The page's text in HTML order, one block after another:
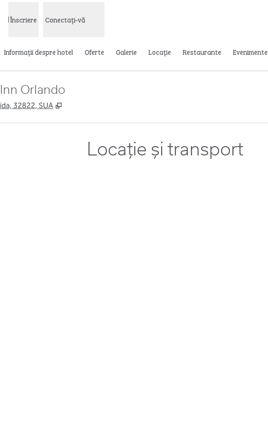
Înscriere Conectați-vă
Informații despre hotel Oferte Galerie Locaţie Restaurante Evenimente
Orlando
32822, SUA ,
Locație și transport